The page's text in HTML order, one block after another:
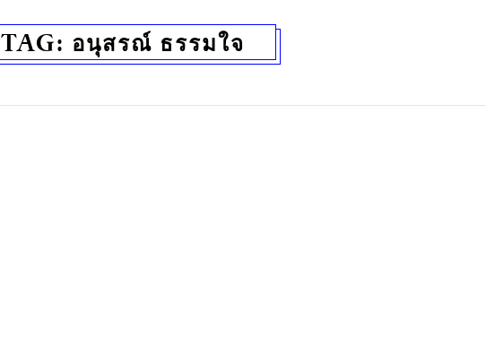
TAG: อนุสรณ์ ธรรมใจ